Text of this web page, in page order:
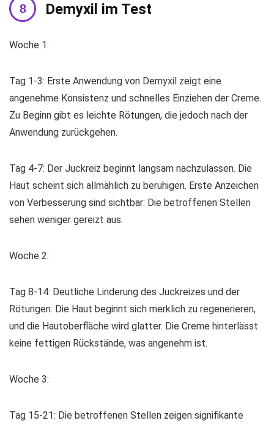
Demyxil im Test
Woche 1:
Tag 1-3: Erste Anwendung von Demyxil zeigt eine
angenehme Konsistenz und schnelles Einziehen der Creme.
Zu Beginn gibt es leichte Rötungen, die jedoch nach der
Anwendung zurückgehen.
Tag 4-7: Der Juckreiz beginnt langsam nachzulassen. Die
Haut scheint sich allmählich zu beruhigen. Erste Anzeichen
von Verbesserung sind sichtbar: Die betroffenen Stellen
sehen weniger gereizt aus.
Woche 2:
Tag 8-14: Deutliche Linderung des Juckreizes und der
Rötungen. Die Haut beginnt sich merklich zu regenerieren,
und die Hautoberfläche wird glatter. Die Creme hinterlässt
keine fettigen Rückstände, was angenehm ist.
Woche 3:
Tag 15-21: Die betroffenen Stellen zeigen signifikante